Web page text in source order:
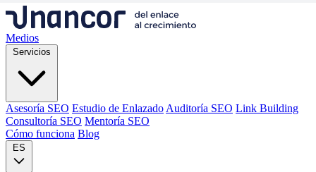
Medios
Servicios
Asesoría SEO Estudio de Enlazado Auditoría SEO Link Building
Consultoría SEO Mentoría SEO
Cómo funciona Blog
ES